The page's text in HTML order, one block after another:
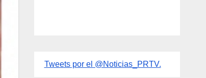
Tweets por el @Noticias_PRTV.